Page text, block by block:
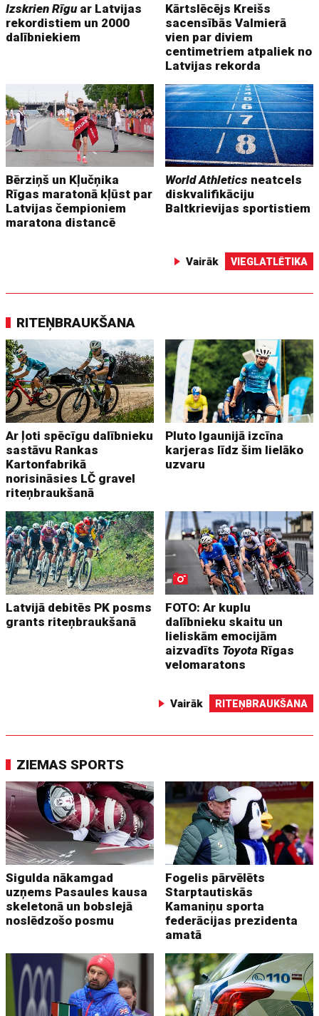
Izskrien Rīguar Latvijas
rekordistiem un 2000
dalībniekiem
Kārtslēcējs Kreišs
sacensībās Valmierā
vien par diviem
centimetriem atpaliek no
Latvijas rekorda
Bērziņš un Kļučņika
Rīgas maratonā kļūst par
Latvijas čempioniem
maratona distancē
World Athletics neatcels
diskvalifikāciju
Baltkrievijas sportistiem
Vairāk VIEGLATLĒTIKA
RITEŅBRAUKŠANA
Ar ļoti spēcīgu dalībnieku
sastāvu Rankas
Kartonfabrikā
norisināsies LČ gravel
riteņbraukšanā
Pluto Igaunijā izcīna
karjeras līdz šim lielāko
uzvaru
Latvijā debitēs PK posms
grants riteņbraukšanā
FOTO: Ar kuplu
dalībnieku skaitu un
lieliskām emocijām
aizvadīts Toyota Rīgas
velomaratons
Vairāk RITEŅBRAUKŠANA
ZIEMAS SPORTS
Sigulda nākamgad
uzņems Pasaules kausa
skeletonā un bobslejā
noslēdzošo posmu
Fogelis pārvēlēts
Starptautiskās
Kamaniņu sporta
federācijas prezidenta
amatā